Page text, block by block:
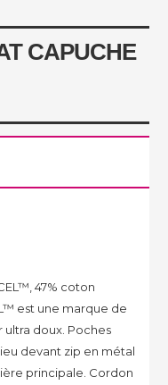
CAPUCHE
47% coton
est une marque de
ultra doux. Poches
devant zip en métal
principale. Cordon